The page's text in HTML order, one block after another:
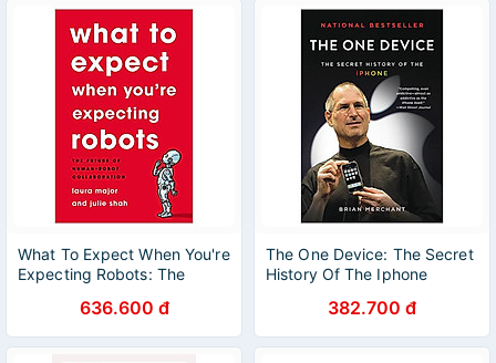
What To Expect When You're
Expecting Robots: The
Collaboration636.600 đ
The One Device: The Secret
History Of The Iphone
382.700 đ